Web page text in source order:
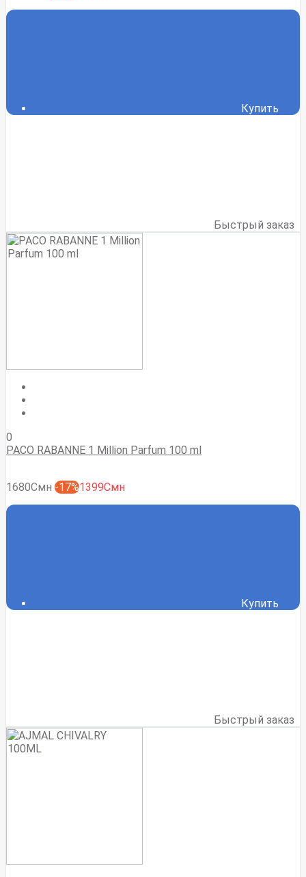
Купить
Быстрый заказ
0
PACO RABANNE 1 Million Parfum 100 ml
1680Смн -17%1399Смн
Купить
Быстрый заказ